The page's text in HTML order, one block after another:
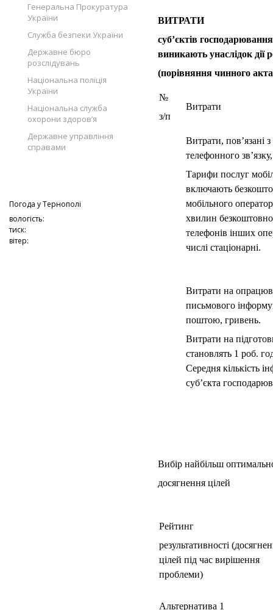
Генеральна Прокуратура
України
Служба безпеки України
Державне бюро
розслідувань
Національна поліція
України
Національна служба
охорони здоров’я
Державне управління
справами
Погода уТернополі
вологість:
тиск:
вітер:
ВИТРАТИ
суб’єктів
виникають унаслідок дії
(порівняння чинного
№
з/п
Витрати
Витрати, пов’язані
телефонного
Тарифи послуг
включають
мобільного
хвилин
телефонів інших
числі стаціонарні.
Витрати на
письмового
поштою, гривень.
Витрати на
становлять 1 роб.
Середня кількість
суб’єкта
Вибір найбільш
досягнення цілей
Рейтинг
результативності
цілей під час вирішення
проблеми)
Альтернатива 1